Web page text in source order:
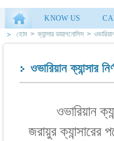
KNOW US
হোম > ক্যান্সার ডায়াগনোসিস >
ওভারিয়ান ক্যান্সার
ওভারিয়ান
জরায়ুর ক্যান্সারের